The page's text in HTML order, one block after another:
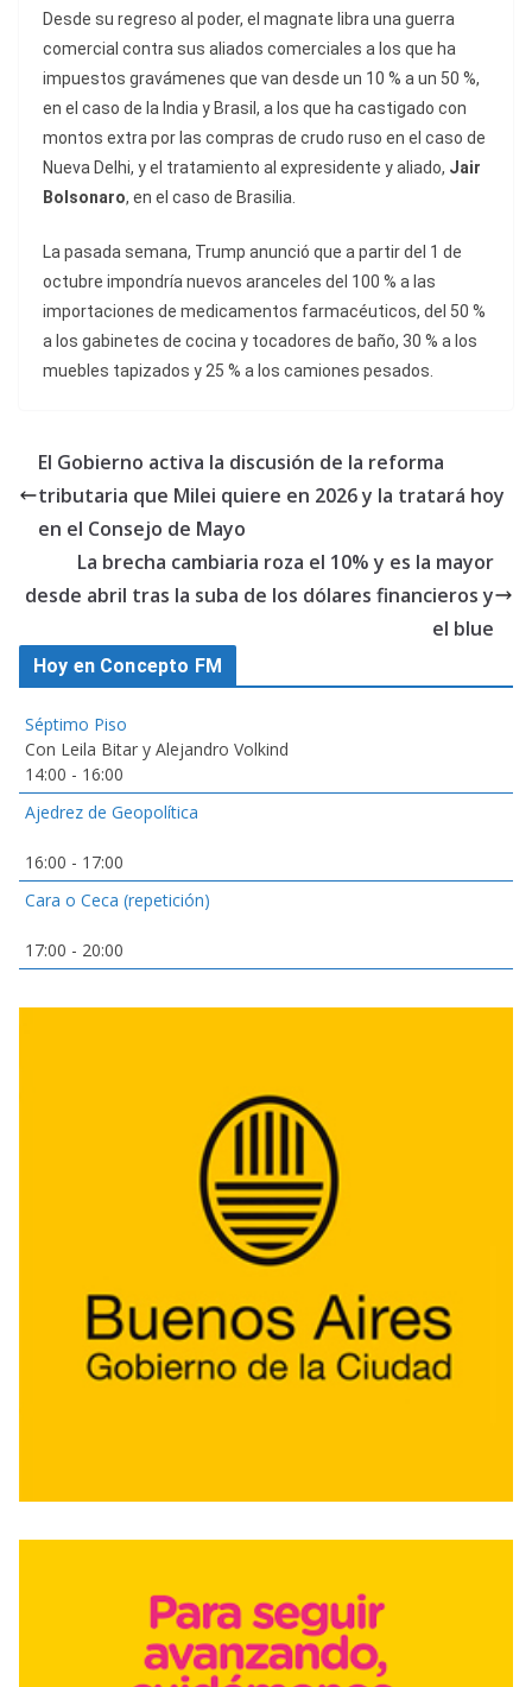
Desde su regreso al poder, el magnate libra una guerra
comercial contra sus aliados comerciales a los que ha
impuestos gravámenes que van desde un 10 % a un 50 %,
en el caso de la India y Brasil, a los que ha castigado con
montos extra por las compras de crudo ruso en el caso de
Nueva Delhi, y el tratamiento al expresidente y aliado, Jair
Bolsonaro, en el caso de Brasilia.
La pasada semana, Trump anunció que a partir del 1 de
octubre impondría nuevos aranceles del 100 % a las
importaciones de medicamentos farmacéuticos, del 50 %
a los gabinetes de cocina y tocadores de baño, 30 % a los
muebles tapizados y 25 % a los camiones pesados.
El Gobierno activa la discusión de la reforma
tributaria que Milei quiere en 2026 y la tratará hoy
en el Consejo de Mayo
La brecha cambiaria roza el 10% y es la mayor
desde abril tras la suba de los dólares financieros y
el blue
Hoy en Concepto FM
Séptimo Piso
Con Leila Bitar y Alejandro Volkind
14:00 - 16:00
Ajedrez de Geopolítica
16:00 - 17:00
Cara o Ceca (repetición)
17:00 - 20:00